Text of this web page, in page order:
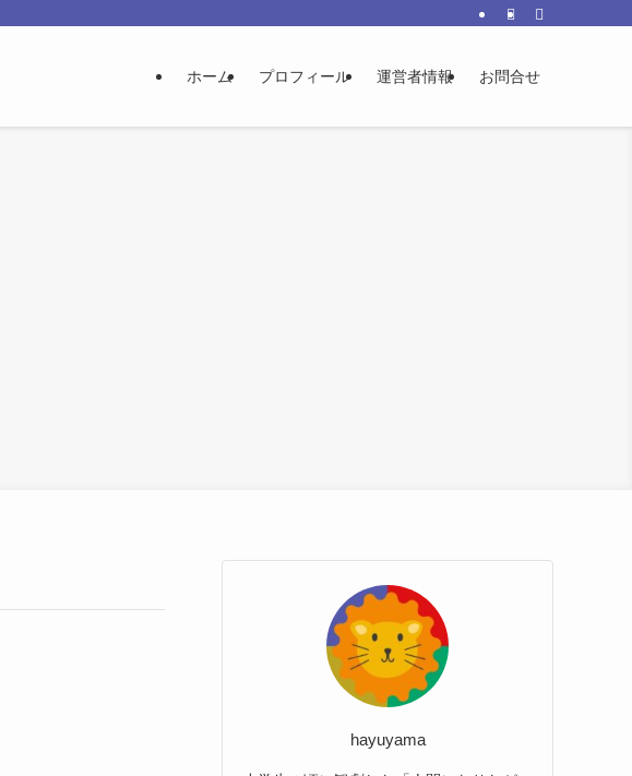
ホーム プロフィール 運営者情報 お問合せ
hayuyama